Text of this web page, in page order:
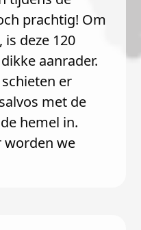
prachtig! Om
deze 120
aanrader.
er
met de
hemel in.
worden we